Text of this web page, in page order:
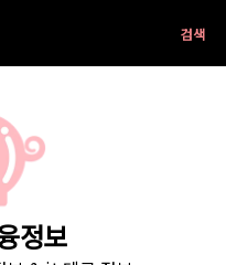
정보